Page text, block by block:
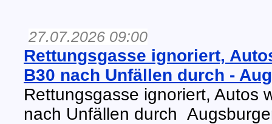
27.07.2026 09:00
Rettungsgasse ignoriert,
B30 nach Unfällen durch -
Rettungsgasse ignoriert, Autos
nach Unfällen durch